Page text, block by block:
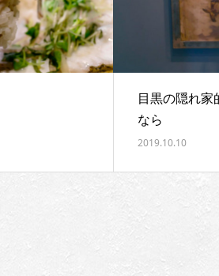
目黒の隠れ家
なら
2019.10.10